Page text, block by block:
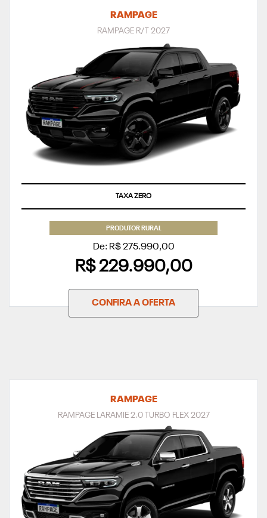
RAMPAGE
RAMPAGE R/T 2027
TAXA ZERO
PRODUTOR RURAL
De: R$ 275.990,00
R$ 229.990,00
CONFIRA A OFERTA
RAMPAGE
RAMPAGE LARAMIE 2.0 TURBO FLEX 2027